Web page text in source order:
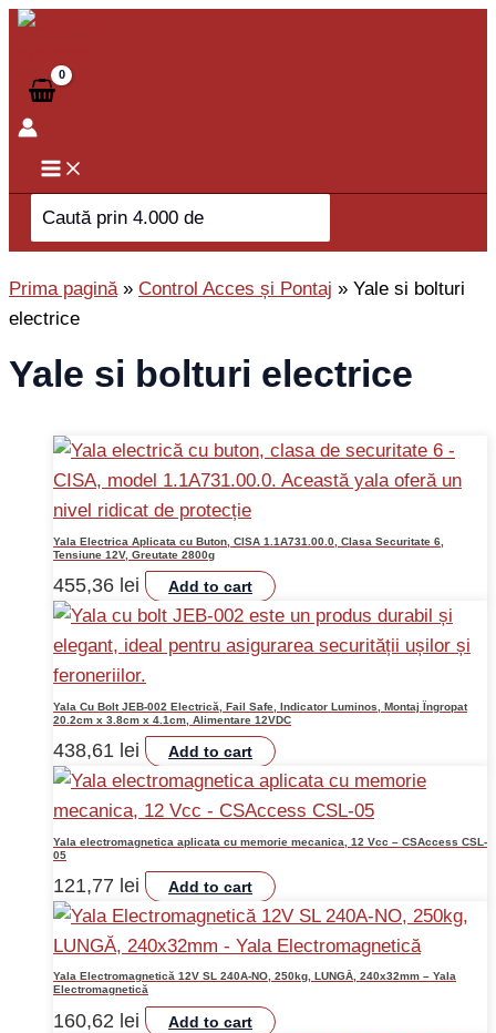
Skip
content
Search
for:
Prima pagină» Control Acces și Pontaj » Yale si bolturi
electrice
Yale si bolturi electrice
Yala Electrica Aplicata cu Buton, CISA 1.1A731.00.0, Clasa Securitate 6,
Tensiune 12V, Greutate 2800g
455,36 lei Add to cart
Yala Cu Bolt JEB-002 Electrică, Fail Safe, Indicator Luminos, Montaj Îngropat
20.2cm x 3.8cm x 4.1cm, Alimentare 12VDC
438,61 lei Add to cart
Yala electromagnetica aplicata cu memorie mecanica, 12 Vcc – CSAccess CSL-
05
121,77 lei Add to cart
Yala Electromagnetică 12V SL 240A-NO, 250kg, LUNGĂ, 240x32mm – Yala
Electromagnetică
160,62 lei Add to cart